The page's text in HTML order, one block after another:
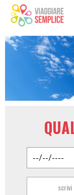
scrivi